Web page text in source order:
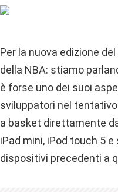
Per la nuova edizione
della NBA: stiamo
è forse uno dei suoi
sviluppatori nel
a basket direttamente
iPad mini, iPod touch 5
dispositivi precedenti a